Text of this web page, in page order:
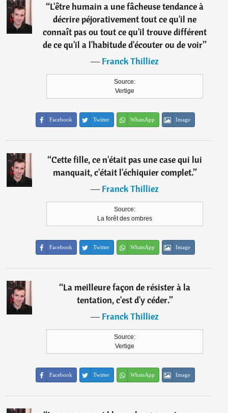
“L'être humain a une fâcheuse tendance à
décrire péjorativement tout ce qu'il ne
connaît pas ou tout ce qu'il trouve différent
de ce qu'il a l'habitude d'écouter ou de voir”
―Franck Thilliez
Source:
Vertige
Facebook Twitter WhatsApp Image
“Cette fille, ce n'était pas une case qui lui
manquait, c'était l'échiquier complet.”
―Franck Thilliez
Source:
La forêt des ombres
Facebook Twitter WhatsApp Image
“La meilleure façon de résister à la
tentation, c'est d'y céder.”
―Franck Thilliez
Source:
Vertige
Facebook Twitter WhatsApp Image